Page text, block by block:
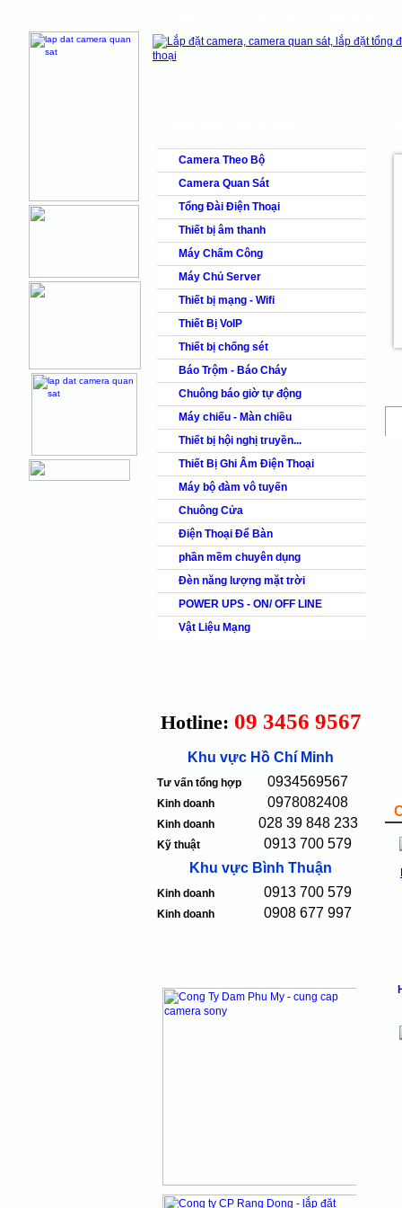
shops faq products
Camera Theo Bộ
Camera Quan Sát
Tổng Đài Điện Thoại
Thiết bị âm thanh
Máy Chấm Công
Máy Chủ Server
Thiết bị mạng - Wifi
Thiết Bị VoIP
Thiết bị chống sét
Báo Trộm - Báo Cháy
Chuông báo giờ tự động
Máy chiếu - Màn chiều
Thiết bị hội nghị truyền...
Thiết Bị Ghi Âm Điện Thoại
Máy bộ đàm vô tuyến
Chuông Cửa
Điện Thoại Để Bàn
phần mềm chuyên dụng
Đèn năng lượng mặt trời
POWER UPS - ON/ OFF LINE
Vật Liệu Mạng
Hotline: 09 3456 9567
Khu vực Hồ Chí Minh
Tư vấn tổng hợp 0934569567
Kinh doanh 0978082408
Kinh doanh 028 39 848 233
Kỹ thuật
0913 700 579
Khu vực Bình Thuận
Kinh doanh 0913 700 579
Kinh doanh 0908 677 997